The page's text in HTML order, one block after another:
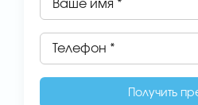
Ваше имя *
Телефон *